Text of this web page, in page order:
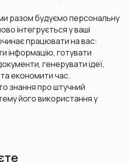
разом будуємо персональну
інтегрується у ваші
працювати на вас:
інформацію, готувати
генерувати ідеї,
економити час.
знання про штучний
його використання у